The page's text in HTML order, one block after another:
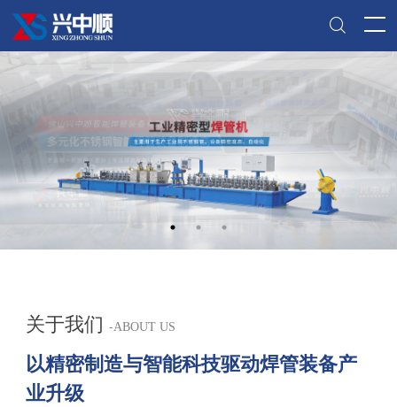
关于我们-ABOUT US
以精密制造与智能科技驱动焊管装备产
业升级